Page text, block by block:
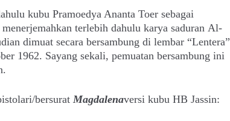
kubu Pramoedya Ananta Toer sebagai
terlebih dahulu karya saduran Al-
dimuat secara bersambung di lembar “Lentera”
1962. Sayang sekali, pemuatan bersambung ini
bersurat Magdalenaversi kubu HB Jassin: